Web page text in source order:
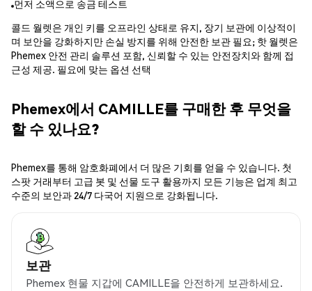
먼저 소액으로 송금 테스트
콜드 월렛은 개인 키를 오프라인 상태로 유지, 장기 보관에 이상적이
며 보안을 강화하지만 손실 방지를 위해 안전한 보관 필요; 핫 월렛은
Phemex 안전 관리 솔루션 포함, 신뢰할 수 있는 안전장치와 함께 접
근성 제공. 필요에 맞는 옵션 선택
Phemex에서 CAMILLE를 구매한 후 무엇을
할 수 있나요?
Phemex를 통해 암호화폐에서 더 많은 기회를 얻을 수 있습니다. 첫
스팟 거래부터 고급 봇 및 선물 도구 활용까지 모든 기능은 업계 최고
수준의 보안과 24/7 다국어 지원으로 강화됩니다.
보관
Phemex 현물 지갑에 CAMILLE을 안전하게 보관하세요.